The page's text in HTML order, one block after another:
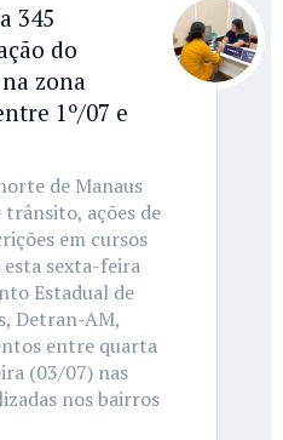
345
do
zona
1º/07 e
de Manaus
trânsito, ações de
em cursos
sexta-feira
Estadual de
Detran-AM,
entre quarta
(03/07) nas
nos bairros